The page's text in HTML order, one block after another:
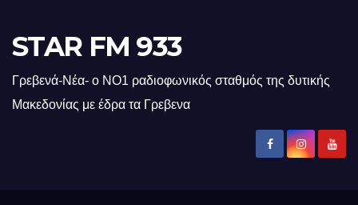
STAR FM 933
Γρεβενά-Νέα- ο ΝΟ1 ραδιοφωνικός σταθμός της δυτικής
Μακεδονίας με έδρα τα Γρεβενα